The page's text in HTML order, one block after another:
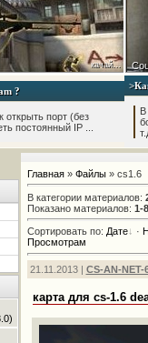
качай...
?
открыть порт (без
постоянный IP ...
В
Главная» Файлы» cs1.6
В категории материалов:
Показано материалов: 1-8
Сортировать по: Дате ·
Просмотрам
21.11.2013 | CS-AN-NET-
картa для cs-1.6